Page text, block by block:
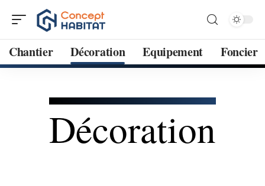
Chantier Décoration Equipement Foncier
Décoration